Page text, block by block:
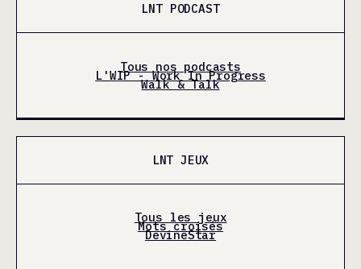
LNT PODCAST
Tous nos podcasts
L'WIP - Work In Progress
Walk & Talk
LNT JEUX
Tous les jeux
Mots croisés
DevineStar